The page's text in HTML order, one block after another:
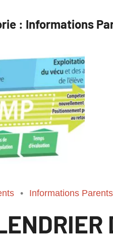
: Informations
Informations Parents